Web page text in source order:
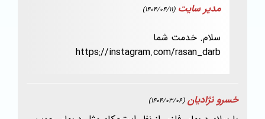
مدیر سایت (1404/04/11)
سلام. خدمت شما
https://instagram.com/rasan_darb
خسرو نژادیان (1404/03/06)